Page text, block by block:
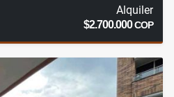
Alquiler
$2.700.000COP